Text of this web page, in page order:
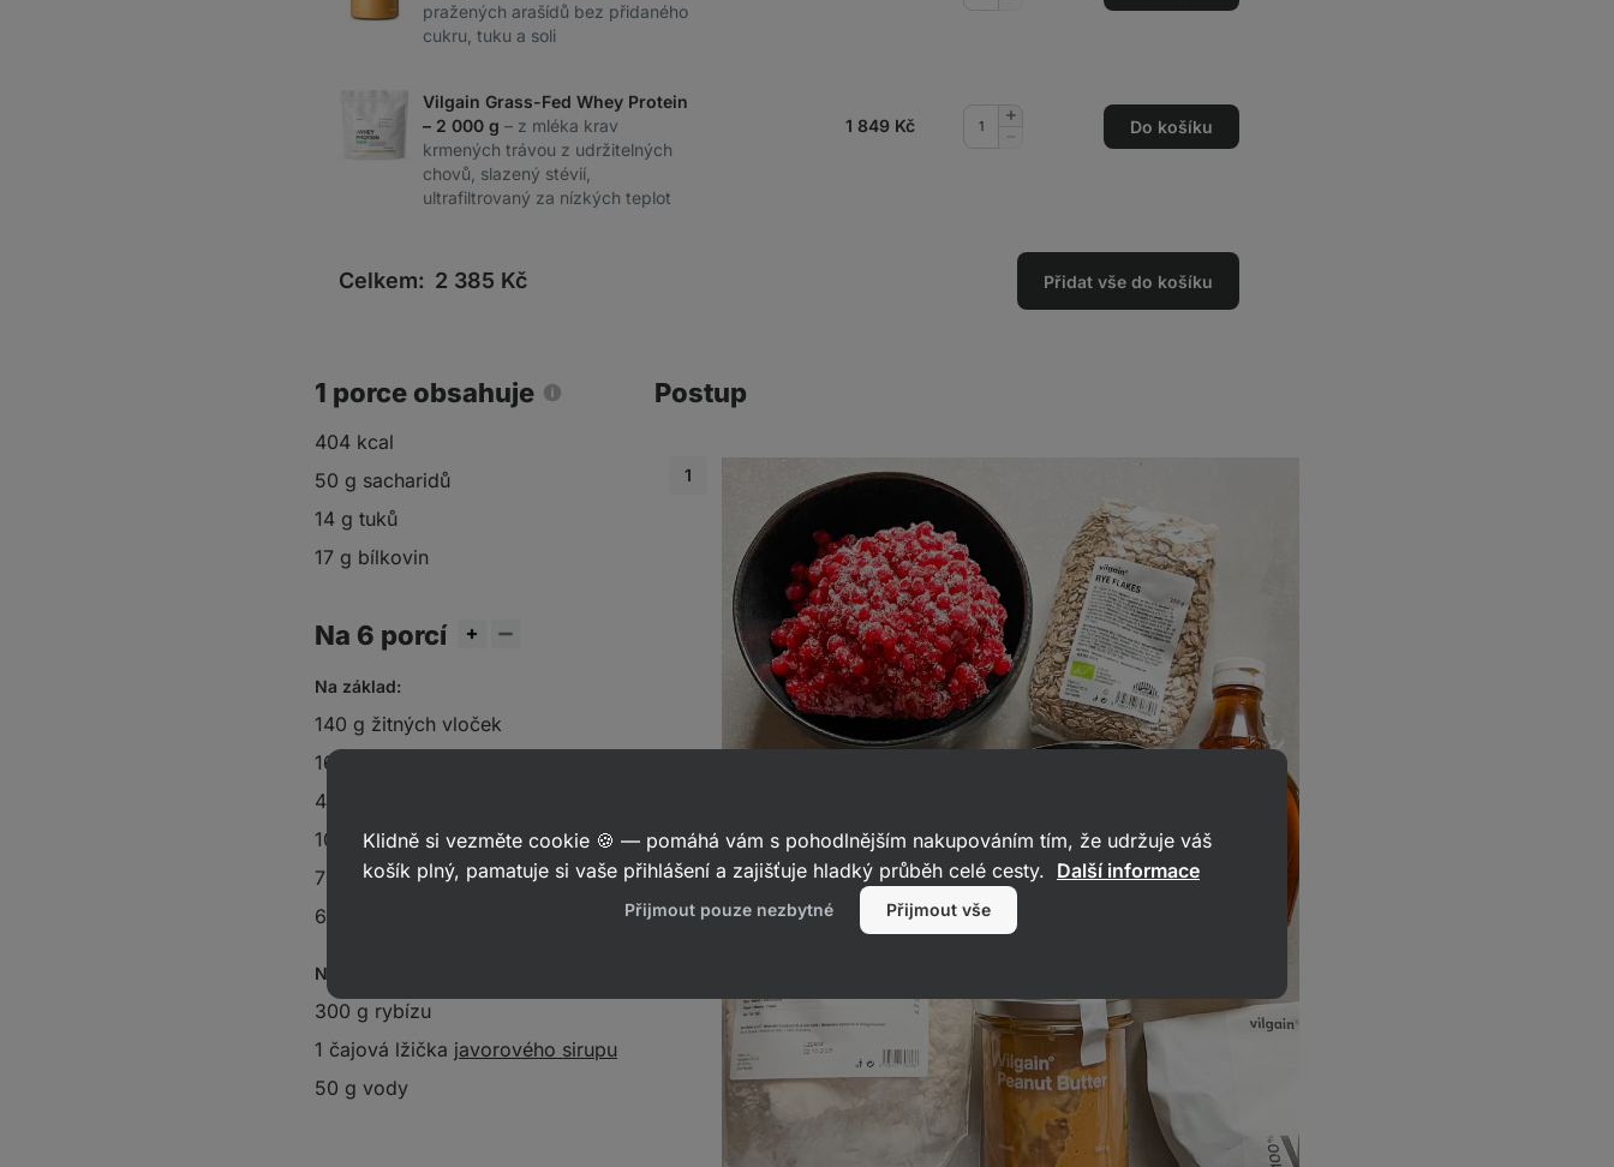
pražených arašídů bez přidaného
cukru, tuku a soli
Vilgain Grass-Fed Whey Protein
– 2 000 g – z mléka krav
krmených trávou z udržitelných
chovů, slazený stévií,
ultrafiltrovaný za nízkých teplot
1 849 Kč
Přidat
Do košíku
Celkem: 2 385 Kč Přidat vše do košíku
1 porce obsahuje
404 kcal
50 g sacharidů
14 g tuků
17 g bílkovin
Na 6 porcí
Na základ:
140 g žitných vloček
160 g
40 g
100 gjavorového sirupu
70 g arašídového másla
60 g
Na ovocnou vrstvu:
300 g rybízu
1 čajová lžička javorového sirupu
50 g vody
Postup
Klidně si vezměte cookie 🍪 — pomáhá vám s pohodlnějším nakupováním tím, že udržuje váš
košík plný, pamatuje si vaše přihlášení a zajišťuje hladký průběh celé cesty. Další informace
Přijmout pouze nezbytné Přijmout vše